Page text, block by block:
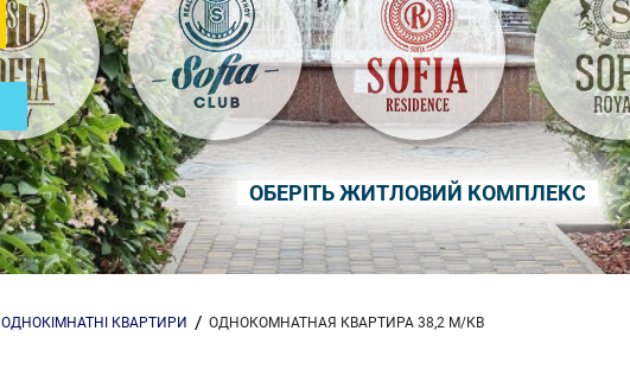
ОБЕРІТЬ ЖИТЛОВИЙ КОМПЛЕКС
ОДНОКІМНАТНІ КВАРТИРИ ОДНОКОМНАТНАЯ КВАРТИРА 38,2 М/КВ